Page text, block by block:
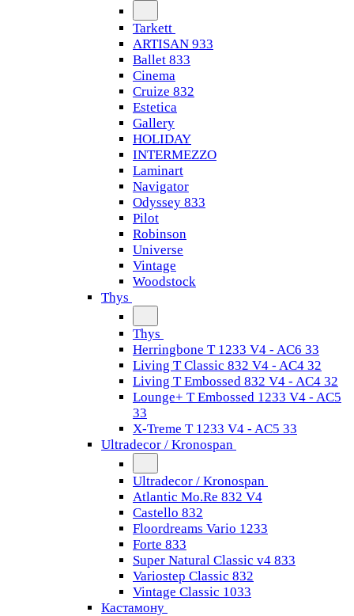
Tarkett
ARTISAN 933
Ballet 833
Cinema
Cruize 832
Estetica
Gallery
HOLIDAY
INTERMEZZO
Laminart
Navigator
Odyssey 833
Pilot
Robinson
Universe
Vintage
Woodstock
Thys
Thys
Herringbone T 1233 V4 - AC6 33
Living T Classic 832 V4 - AC4 32
Living T Embossed 832 V4 - AC4 32
Lounge+ T Embossed 1233 V4 - AC5
33
X-Treme T 1233 V4 - AC5 33
Ultradecor / Kronospan
Ultradecor / Kronospan
Atlantic Mo.Re 832 V4
Castello 832
Floordreams Vario 1233
Forte 833
Super Natural Classic v4 833
Variostep Classic 832
Vintage Classic 1033
Кастамону